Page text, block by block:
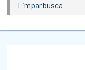
Limpar busca